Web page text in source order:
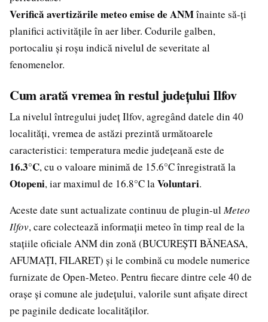
Verifică avertizările meteo emise de ANMînainte să-ți
planifici activitățile în aer liber. Codurile galben,
portocaliu și roșu indică nivelul de severitate al
fenomenelor.
Cum arată vremea în restul județului Ilfov
La nivelul întregului județ Ilfov, agregând datele din 40
localități, vremea de astăzi prezintă următoarele
caracteristici: temperatura medie județeană este de
16.3°C, cu o valoare minimă de 15.6°C înregistrată la
Otopeni, iar maximul de 16.8°C laVoluntari.
Aceste date sunt actualizate continuu de plugin-ulMeteo
Ilfov, care colectează informații meteo în timp real de la
stațiile oficiale ANM din zonă (BUCUREȘTI BĂNEASA,
AFUMAȚI, FILARET) și le combină cu modele numerice
furnizate de Open-Meteo. Pentru fiecare dintre cele 40 de
orașe și comune ale județului, valorile sunt afișate direct
pe paginile dedicate localităților.